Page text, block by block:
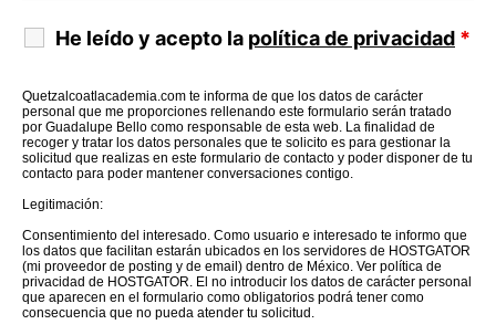
He leído y acepto la política de privacidad *
Quetzalcoatlacademia.com te informa de que los datos de carácter
personal que me proporciones rellenando este formulario serán tratado
por Guadalupe Bello como responsable de esta web. La finalidad de
recoger y tratar los datos personales que te solicito es para gestionar la
solicitud que realizas en este formulario de contacto y poder disponer de tu
contacto para poder mantener conversaciones contigo.
Legitimación:
Consentimiento del interesado. Como usuario e interesado te informo que
los datos que facilitan estarán ubicados en los servidores de HOSTGATOR
(mi proveedor de posting y de email) dentro de México. Ver política de
privacidad de HOSTGATOR. El no introducir los datos de carácter personal
que aparecen en el formulario como obligatorios podrá tener como
consecuencia que no pueda atender tu solicitud.